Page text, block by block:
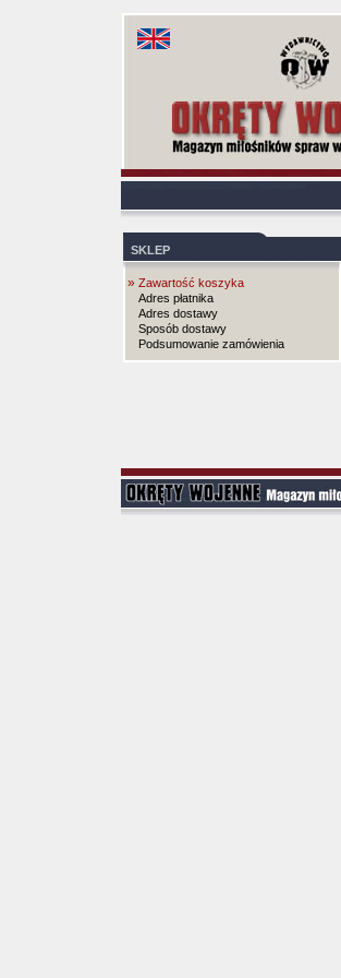
SKLEP
» Zawartość koszyka
Adres płatnika
Adres dostawy
Sposób dostawy
Podsumowanie zamówienia